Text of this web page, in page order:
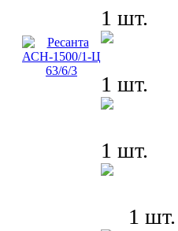
1 шт.
1 шт.
1 шт.
1 шт.